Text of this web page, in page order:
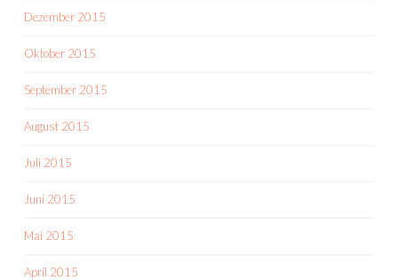
Dezember 2015
Oktober 2015
September 2015
August 2015
Juli 2015
Juni 2015
Mai 2015
April 2015